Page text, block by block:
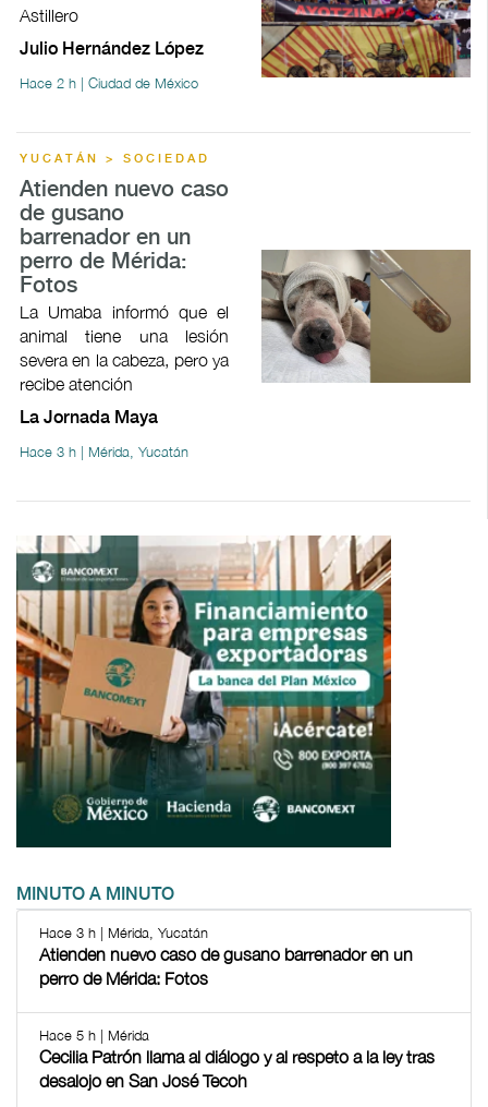
Astillero
Julio Hernández López
Hace 2 h | Ciudad de México
YUCATÁN > SOCIEDAD
Atienden nuevo caso
de gusano
barrenador en un
perro de Mérida:
Fotos
La Umaba informó que el
animal tiene una lesión
severa en la cabeza, pero ya
recibe atención
La Jornada Maya
Hace 3 h | Mérida, Yucatán
MINUTO A MINUTO
Hace 3 h | Mérida, Yucatán
Atienden nuevo caso de gusano barrenador en un
perro de Mérida: Fotos
Hace 5 h | Mérida
Cecilia Patrón llama al diálogo y al respeto a la ley tras
desalojo en San José Tecoh